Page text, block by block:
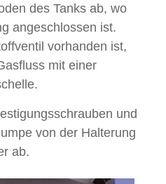
des Tanks ab, wo
angeschlossen ist.
vorhanden ist,
mit einer
und
von der Halterung
ab.